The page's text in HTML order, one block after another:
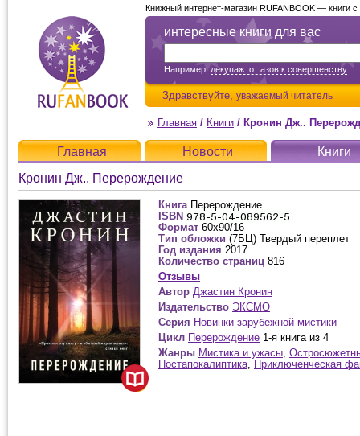
интересные книги для вас
Например,декупаж: от азов к совершенству
Здравствуйте, уважаемый читатель
Книжный интернет-магазин RUFANBOOK — книги
Главная / Книги / Кронин Дж..
Главная Новости
Книги
Кронин Дж.. Перерождение
Книга Перерождение
ISBN
Формат 60x90/16
Тип обложки (7БЦ) Твердый переплет
Год издания 2017
Количество страниц 816
Отзывы
Автор Джастин Кронин
Издательство ЭКСМО
Серия Новинки зарубежной мистики
Цикл Перерождение 1-я книга из 4
Жанры Мистика и ужасы,
Постапокалиптика, Приключенческая